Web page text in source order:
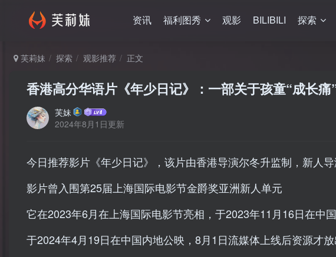
资讯 福利图秀 观影 BILIBILI 探索
芙莉妹 探索 观影推荐 正文
香港高分华语片《年少日记》：一部关于孩童“成长痛
芙妹
2024年8月1日更新
今日推荐影片《年少日记》，该片由香港导演尔冬升监制，新人导
影片曾入围第25届上海国际电影节金爵奖亚洲新人单元
它在2023年6月在上海国际电影节亮相，于2023年11月16日在中
于2024年4月19日在中国内地公映，8月1日流媒体上线后资源才放